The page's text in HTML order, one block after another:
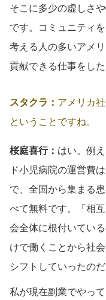
そこに多少の虚しさ
です。コミュニティ
考える人の多いアメ
貢献できる仕事をし
スタクラ： アメリカ
ということですね。
桜庭喜行： はい。例
ド小児病院の運営費
で、全国から集まる
べて無料です。「相
会全体に根付いてい
けで働くことから社
シフトしていったのだ
私が現在副業でやっ